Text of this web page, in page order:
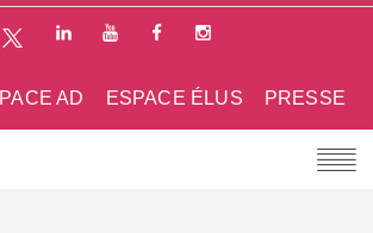
PRESSE
ESPACE ÉLUS
AD